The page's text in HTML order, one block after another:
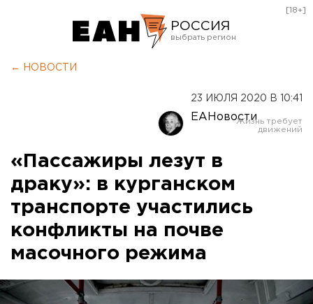
РОССИЯ
Оренбург
[18+]
← НОВОСТИ
23 ИЮЛЯ 2020 В 10:41
ЕАНовости
«Пассажиры лезут в
драку»: в курганском
транспорте участились
конфликты на почве
масочного режима